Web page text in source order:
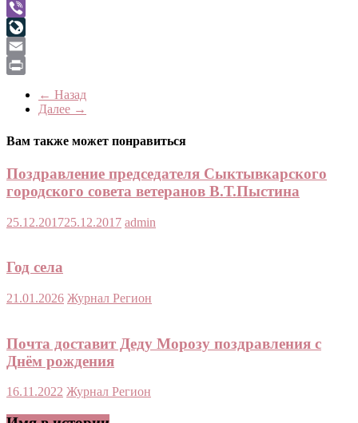
WhatsApp
Viber
LiveJournal
Email
← Назад
Далее →
Вам также может понравиться
Поздравление председателя Сыктывкарского
городского совета ветеранов В.Т.Пыстина
25.12.201725.12.2017 admin
Год села
21.01.2026 Журнал Регион
Почта доставит Деду Морозу поздравления с
Днём рождения
16.11.2022 Журнал Регион